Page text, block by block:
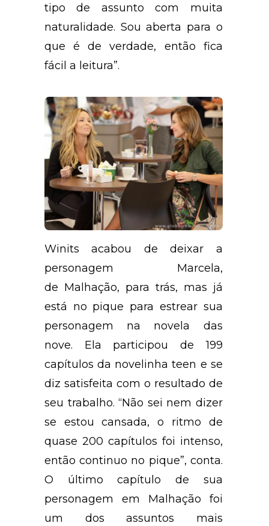
tipo de assunto com muita
naturalidade. Sou aberta para o
que é de verdade, então fica
fácil a leitura”.
Winits acabou de deixar a
personagem Marcela,
de Malhação, para trás, mas já
está no pique para estrear sua
personagem na novela das
nove. Ela participou de 199
capítulos da novelinha teen e se
diz satisfeita com o resultado de
seu trabalho. “Não sei nem dizer
se estou cansada, o ritmo de
quase 200 capítulos foi intenso,
então continuo no pique”, conta.
O último capítulo de sua
personagem em Malhação foi
um dos assuntos mais